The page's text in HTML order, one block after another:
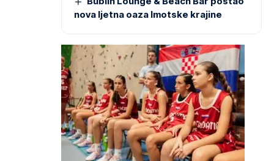
nova ljetna oaza Imotske krajine